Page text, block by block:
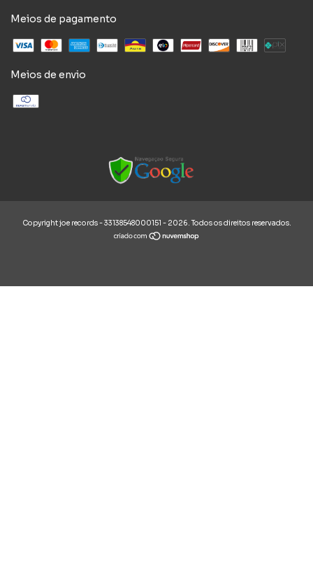
Meios de pagamento
Meios de envio
Copyright joe records - 33138548000151 - 2026. Todos os direitos reservados.